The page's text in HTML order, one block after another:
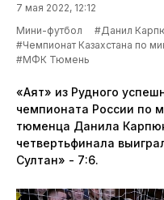
7 мая 2022, 12:12
Мини-футбол
#Данил
#Чемпионат Казахстана по
#МФК Тюмень
«Аят» из Рудного
чемпионата России по
тюменца Данила
четвертьфинала
Султан» - 7:6.